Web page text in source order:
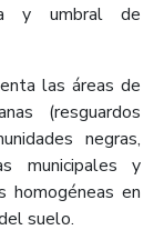
y umbral de
las áreas de
(resguardos
negras,
municipales y
homogéneas en
suelo.